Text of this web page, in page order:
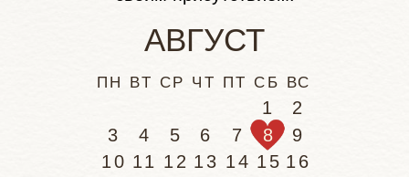
ПН ВТ СР ЧТ ПТ СБ ВС
1
12
11
10
9
6
5
4
2
15
14
13
16
3
АВГУСТ
7 8